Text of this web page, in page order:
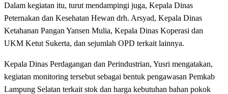
Dalam kegiatan itu, turut mendampingi juga, Kepala Dinas
Peternakan dan Kesehatan Hewan drh. Arsyad, Kepala Dinas
Ketahanan Pangan Yansen Mulia, Kepala Dinas Koperasi dan
UKM Ketut Sukerta, dan sejumlah OPD terkait lainnya.
Kepala Dinas Perdagangan dan Perindustrian, Yusri mengatakan,
kegiatan monitoring tersebut sebagai bentuk pengawasan Pemkab
Lampung Selatan terkait stok dan harga kebutuhan bahan pokok